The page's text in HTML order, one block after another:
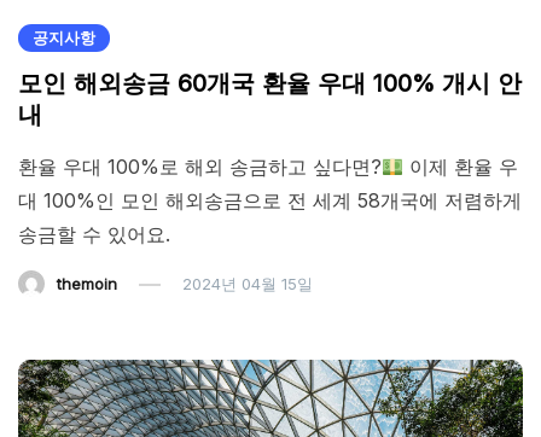
공지사항
모인 해외송금 60개국 환율 우대 100% 개시 안
내
환율 우대 100%로 해외 송금하고 싶다면?
이제 환율 우
대 100%인 모인 해외송금으로 전 세계 58개국에 저렴하게
송금할 수 있어요.
themoin 2024년 04월 15일